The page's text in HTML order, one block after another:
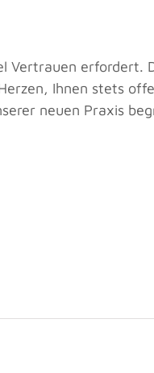
Vertrauen erfordert.
Ihnen stets
neuen Praxis